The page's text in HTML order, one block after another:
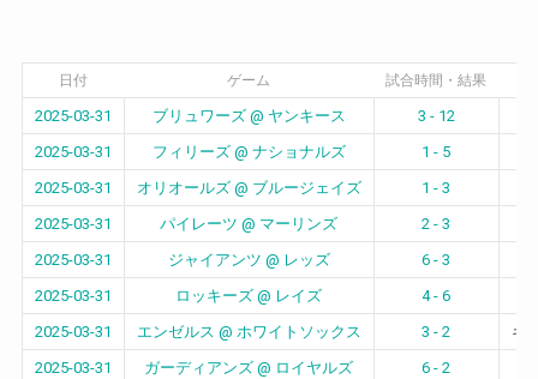
日付 ゲーム 試合時間・結果
2025-03-31 ブリュワーズ @ ヤンキース
3 - 12
2025-03-31
フィリーズ @ ナショナルズ
1 - 5
2025-03-31
オリオールズ @ ブルージェイズ
1 - 3
2025-03-31
パイレーツ @ マーリンズ
2 - 3
2025-03-31
ジャイアンツ @ レッズ 6 - 3
2025-03-31
ロッキーズ @ レイズ
4 - 6
2025-03-31
エンゼルス @ ホワイトソックス 3 - 2
ギ
2025-03-31
ガーディアンズ @ ロイヤルズ
6 - 2